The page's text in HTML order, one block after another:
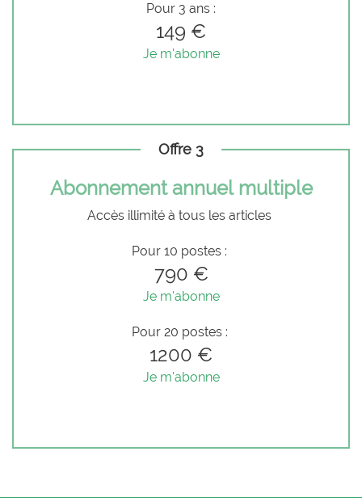
Pour 3 ans :
149 €
Je m'abonne
Offre 3
Abonnement annuel multiple
Accès illimité à tous les articles
Pour 10 postes :
790 €
Je m'abonne
Pour 20 postes :
1200 €
Je m'abonne